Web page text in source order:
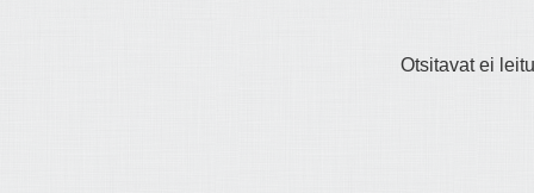
Otsitavat ei